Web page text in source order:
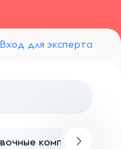
Вход для эксперта
комплексы